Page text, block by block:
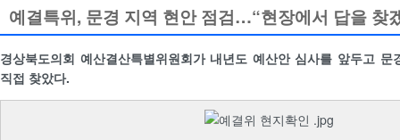
예결특위, 문경 지역 현안 점검…“현장에서 답을 찾
경상북도의회 예산결산특별위원회가 내년도 예산안 심사를 앞두고
직접 찾았다.